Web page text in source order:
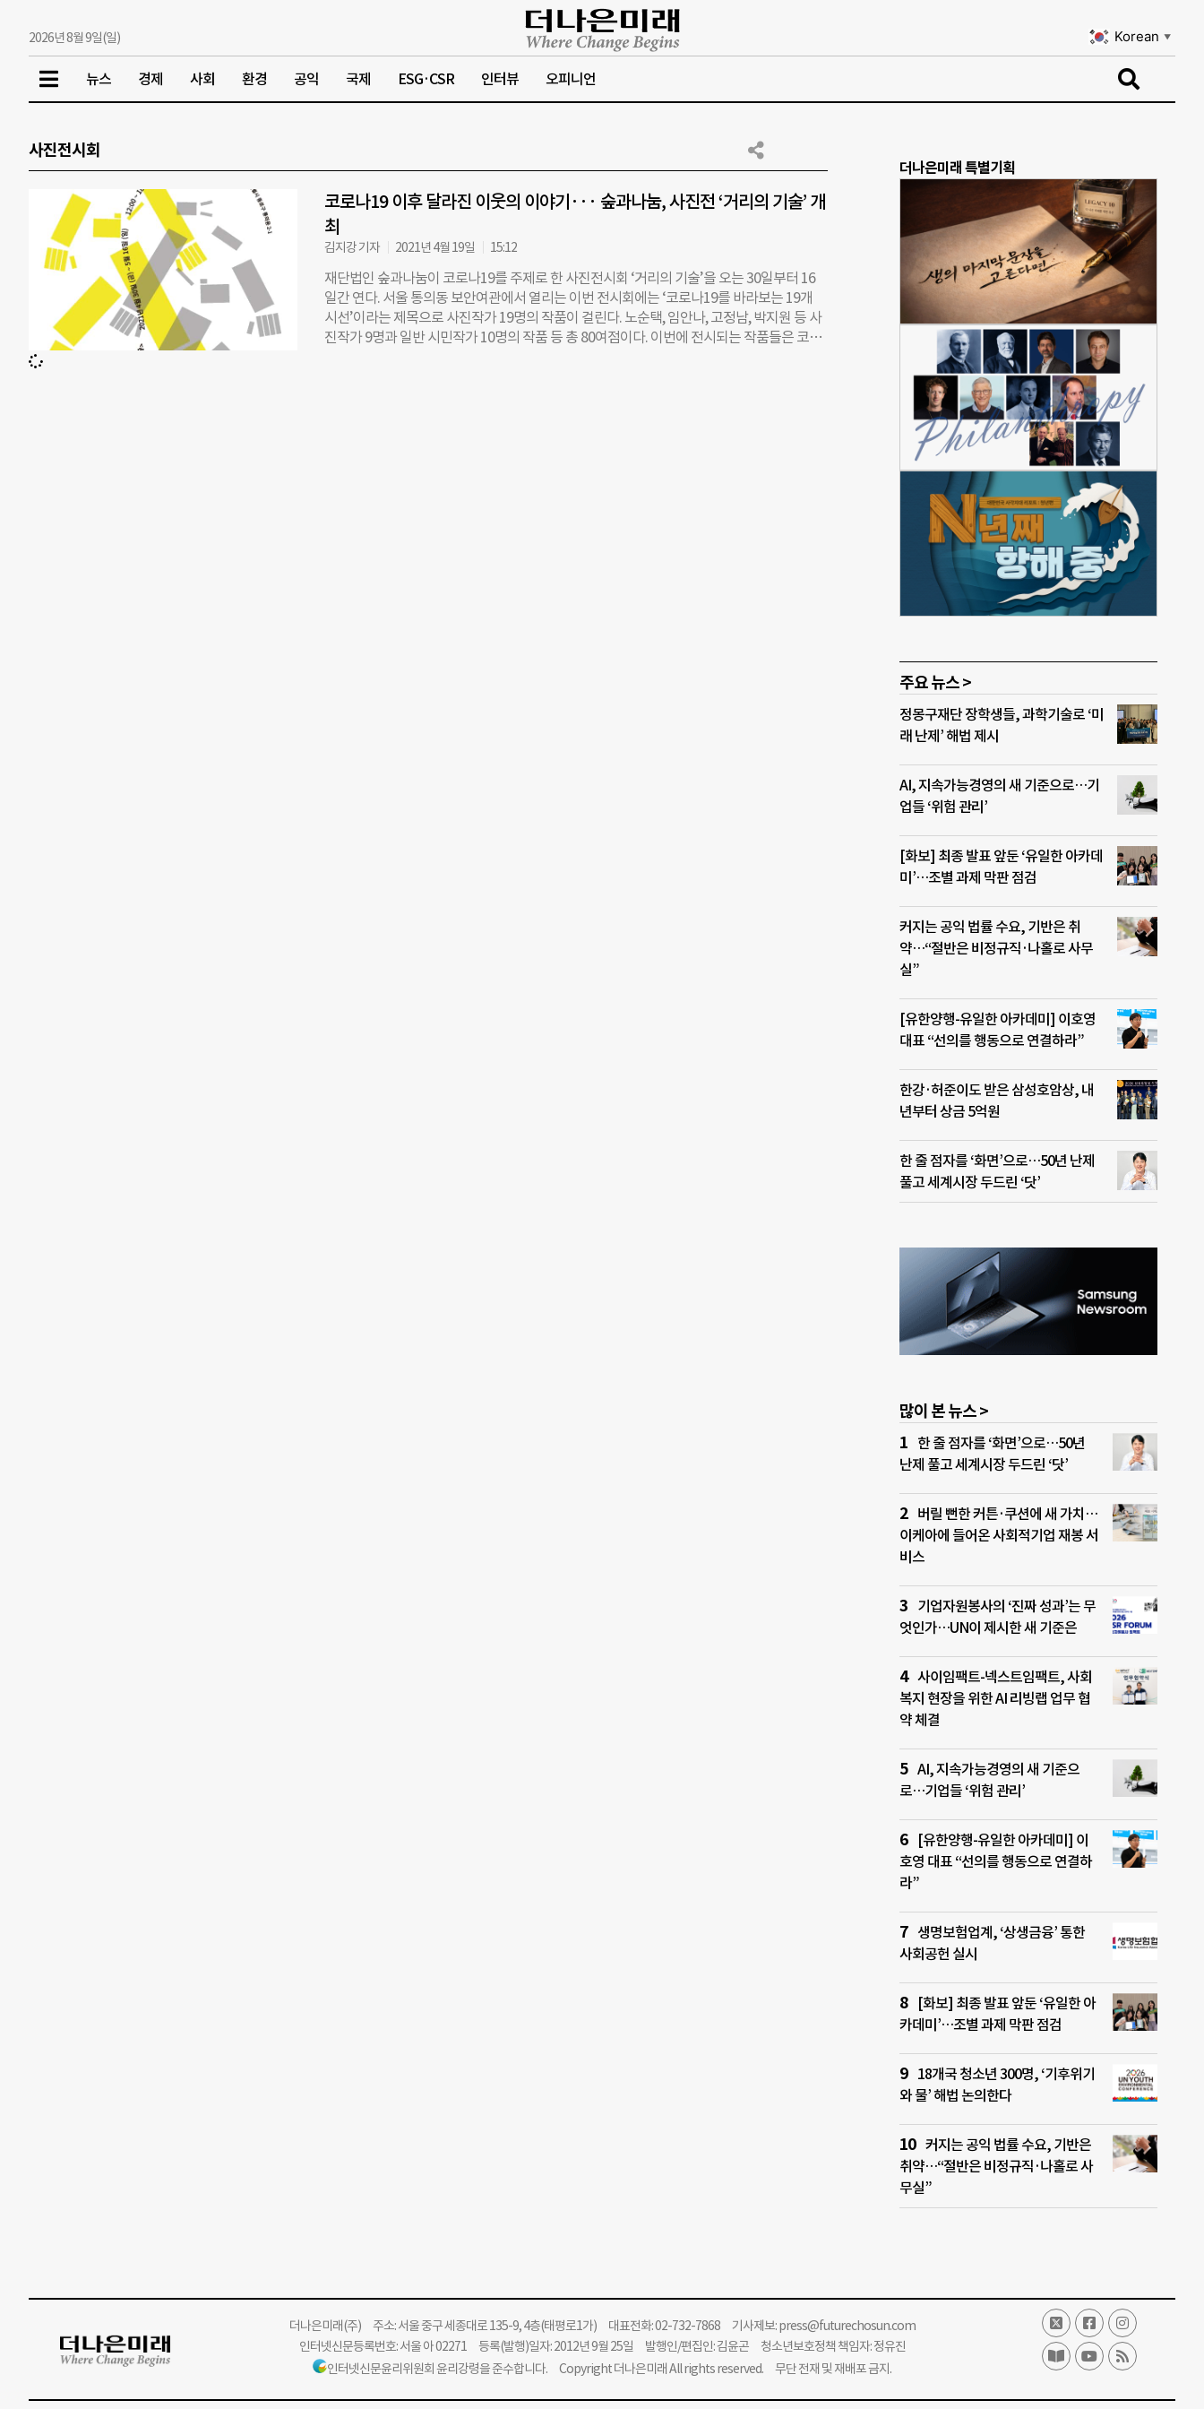
2026년 8월 9일(일) Korean ▼
뉴스 경제 사회 환경 공익 국제 ESG·CSR 인터뷰 오피니언
사진전시회
코로나19 이후 달라진 이웃의 이야기··· 숲과나눔, 사진전 ‘거리의 기술’ 개
최
김지강 기자 2021년 4월 19일 15:12
재단법인 숲과나눔이 코로나19를 주제로 한 사진전시회 ‘거리의 기술’을 오는 30일부터 16
일간 연다. 서울 통의동 보안여관에서 열리는 이번 전시회에는 ‘코로나19를 바라보는 19개
시선’이라는 제목으로 사진작가 19명의 작품이 걸린다. 노순택, 임안나, 고정남, 박지원 등 사
진작가 9명과 일반 시민작가 10명의 작품 등 총 80여점이다. 이번에 전시되는 작품들은 코로
더나은미래 특별기획
주요 뉴스 >
정몽구재단 장학생들, 과학기술로 ‘미
래 난제’ 해법 제시
AI, 지속가능경영의 새 기준으로…기
업들 ‘위험 관리’
[화보] 최종 발표 앞둔 ‘유일한 아카데
미’…조별 과제 막판 점검
커지는 공익 법률 수요, 기반은 취
약…“절반은 비정규직·나홀로 사무
실”
[유한양행-유일한 아카데미] 이호영
대표 “선의를 행동으로 연결하라”
한강·허준이도 받은 삼성호암상, 내
년부터 상금 5억원
한 줄 점자를 ‘화면’으로…50년 난제
풀고 세계시장 두드린 ‘닷’
많이 본 뉴스 >
한 줄 점자를 ‘화면’으로…50년
난제 풀고 세계시장 두드린 ‘닷’
버릴 뻔한 커튼·쿠션에 새 가치…
이케아에 들어온 사회적기업 재봉 서
비스
기업자원봉사의 ‘진짜 성과’는 무
엇인가…UN이 제시한 새 기준은
사이임팩트-넥스트임팩트, 사회
복지 현장을 위한 AI 리빙랩 업무 협
약 체결
AI, 지속가능경영의 새 기준으
로…기업들 ‘위험 관리’
[유한양행-유일한 아카데미] 이
호영 대표 “선의를 행동으로 연결하
라”
생명보험업계, ‘상생금융’ 통한
사회공헌 실시
[화보] 최종 발표 앞둔 ‘유일한 아
카데미’…조별 과제 막판 점검
18개국 청소년 300명, ‘기후위기
와 물’ 해법 논의한다
커지는 공익 법률 수요, 기반은
취약…“절반은 비정규직·나홀로 사
무실”
더나은미래(주)주소: 서울 중구 세종대로 135-9, 4층(태평로1가) 대표전화: 02-732-7868 기사제보:press@futurechosun.com
인터넷신문등록번호: 서울 아 02271 등록(발행)일자: 2012년 9월 25일 발행인/편집인: 김윤곤 청소년보호정책 책임자: 정유진
인터넷신문윤리위원회 윤리강령을 준수합니다. Copyright 더나은미래 All rights reserved. 무단 전재 및 재배포 금지.